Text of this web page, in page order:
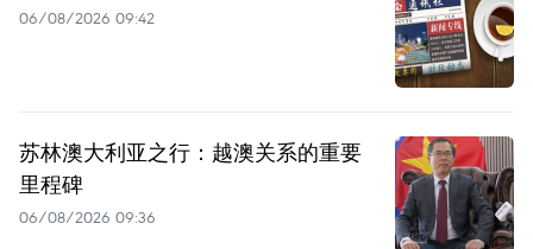
06/08/2026 09:42
苏林澳大利亚之行：越澳关系的重要
里程碑
06/08/2026 09:36